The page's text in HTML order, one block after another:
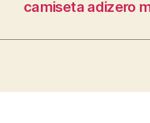
camiseta adizero